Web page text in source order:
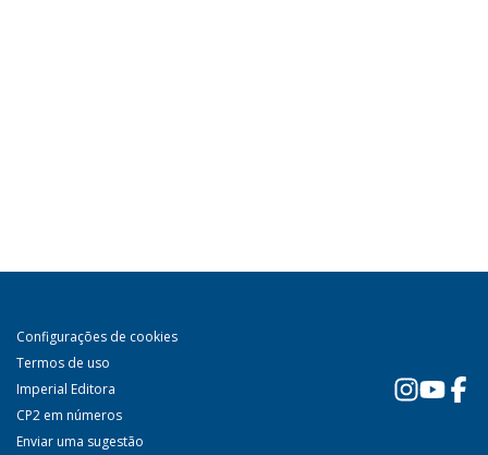
Configurações de cookies
Termos de uso
Imperial Editora
CP2 em números
Enviar uma sugestão